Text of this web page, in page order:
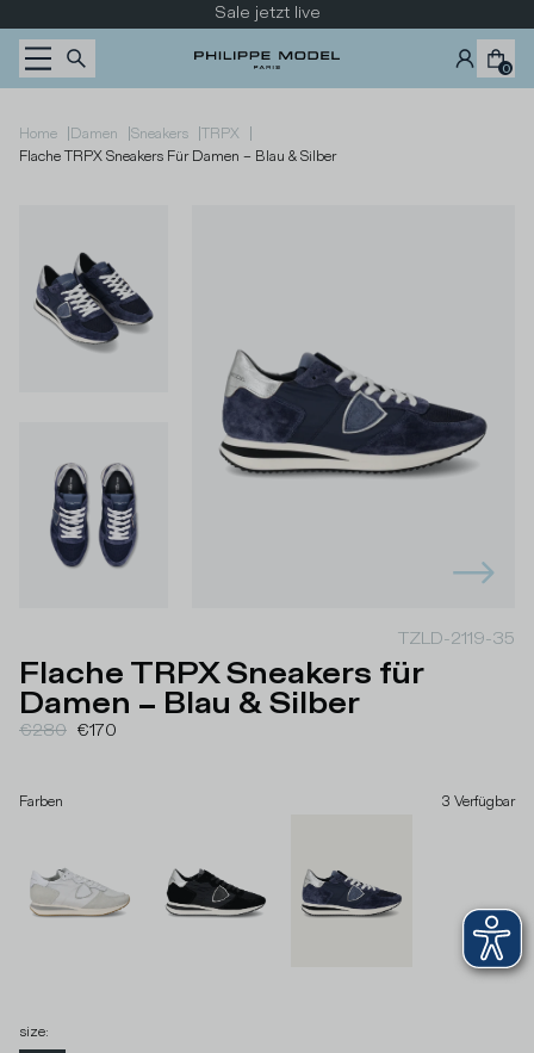
Sale jetzt live
0
Home |Damen |Sneakers |TRPX |
Flache TRPX Sneakers Für Damen – Blau & Silber
TZLD-2119-35
Flache TRPX Sneakers für
Damen – Blau & Silber
€280 €170
Farben 3 Verfügbar
size: